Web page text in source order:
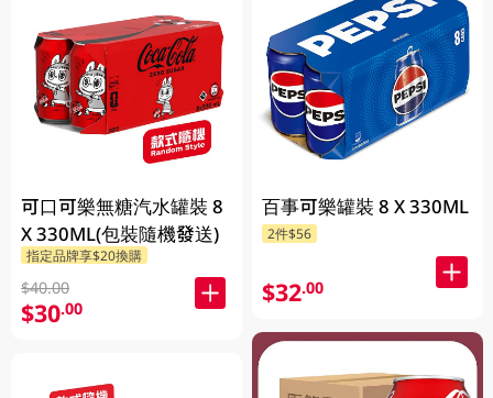
可口可樂無糖汽水罐裝 8
X 330ML(包裝隨機發送)
指定品牌享$20換購
$40.00
$30.00
百事可樂罐裝 8 X 330ML
2件$56
$32.00